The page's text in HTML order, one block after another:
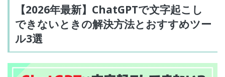
【2026年最新】ChatGPTで文字起こし
できないときの解決方法とおすすめツー
ル3選